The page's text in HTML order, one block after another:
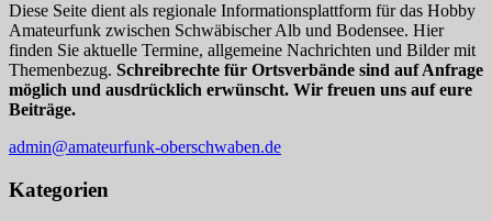
Diese Seite dient als regionale Informationsplattform für das Hobby
Amateurfunk zwischen Schwäbischer Alb und Bodensee. Hier
finden Sie aktuelle Termine, allgemeine Nachrichten und Bilder mit
Themenbezug. Schreibrechte für Ortsverbände sind auf Anfrage
möglich und ausdrücklich erwünscht. Wir freuen uns auf eure
Beiträge.
admin@amateurfunk-oberschwaben.de
Kategorien